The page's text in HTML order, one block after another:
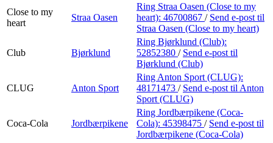
Close to my
heart
Straa Oasen
Ring Straa Oasen (Close to my
heart): 46700867 / Send e-post til
Straa Oasen (Close to my heart)
Club Bjørklund
Ring Bjørklund (Club):
52852380 / Send e-post til
Bjørklund (Club)
CLUG Anton Sport
Ring Anton Sport (CLUG):
48171473 / Send e-post til Anton
Sport (CLUG)
Coca-Cola Jordbærpikene
Ring Jordbærpikene (Coca-
Cola): 45398475 / Send e-post til
Jordbærpikene (Coca-Cola)